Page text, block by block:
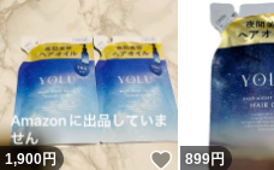
1,900円 いいね！
899円